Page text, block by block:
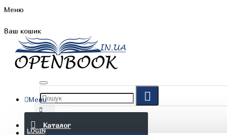
Меню
Ваш кошик
Menu
Каталог
LOGIN